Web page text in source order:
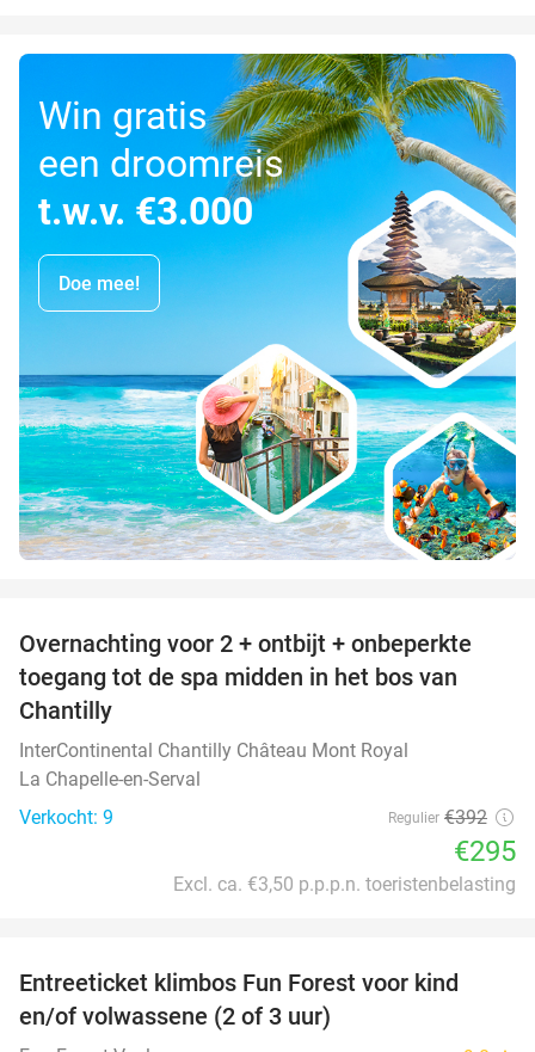
Win gratis
een droomreis
t.w.v. €3.000
Doe mee!
25%
Overnachting voor 2 + ontbijt + onbeperkte
toegang tot de spa midden in het bos van
Chantilly
InterContinental Chantilly Château Mont Royal
La Chapelle-en-Serval
Verkocht: 9
Regulier €392
€295
Excl. ca. €3,50 p.p.p.n. toeristenbelasting
Entreeticket klimbos Fun Forest voor kind
en/of volwassene (2 of 3 uur)